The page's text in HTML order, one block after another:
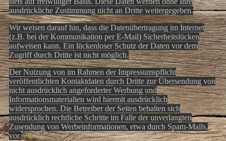
ausdrückliche Zustimmung nicht an Dritte weitergegeben.
Wir weisen darauf hin, dass die Datenübertragung im Internet
(z.B. bei der Kommunikation per E-Mail) Sicherheitslücken
aufweisen kann. Ein lückenloser Schutz der Daten vor dem
Zugriff durch Dritte ist nicht möglich.
Der Nutzung von im Rahmen der Impressumspflicht
veröffentlichten Kontaktdaten durch Dritte zur Übersendung von
nicht ausdrücklich angeforderter Werbung und
Informationsmaterialien wird hiermit ausdrücklich
widersprochen. Die Betreiber der Seiten behalten sich
ausdrücklich rechtliche Schritte im Falle der unverlangten
Zusendung von Werbeinformationen, etwa durch Spam-Mails,
vor.